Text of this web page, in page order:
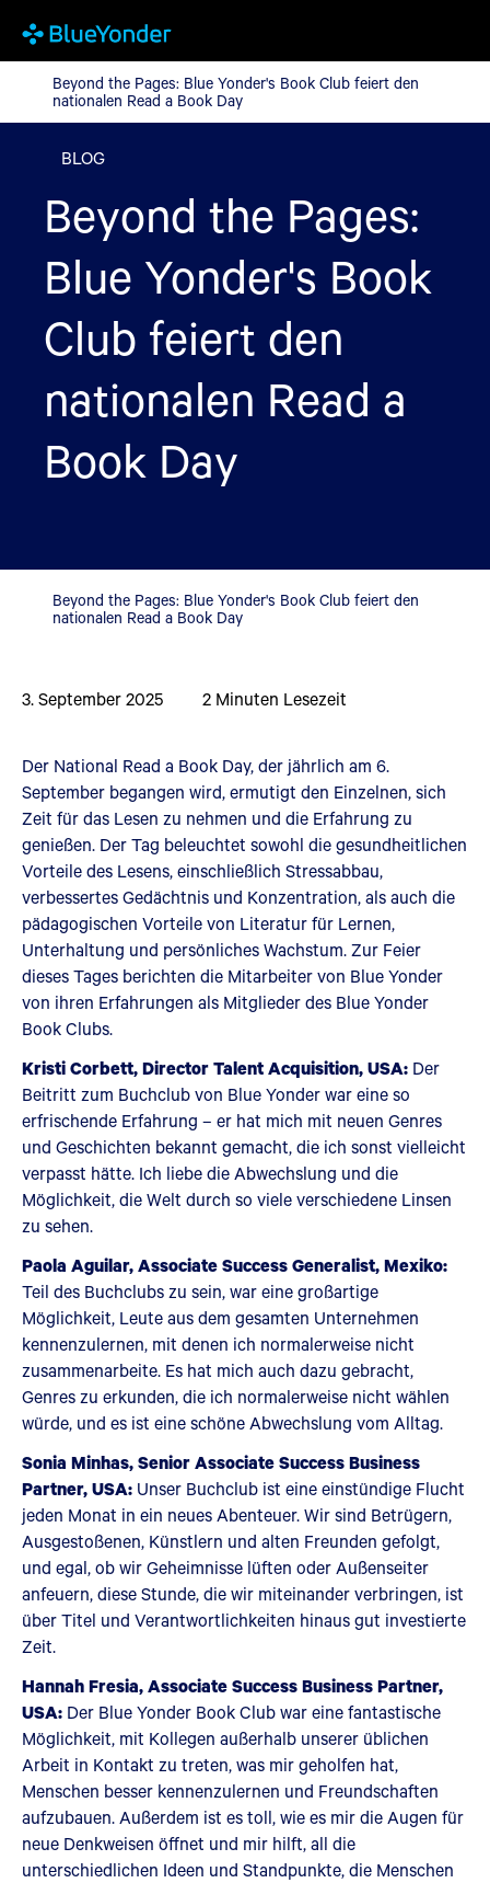
Beyond the Pages: Blue Yonder's Book Club feiert den
Beyond the Pages: Blue Yonder's Book Club feiert den
nationalen Read a Book Day
BLOG
Beyond the Pages:
Blue Yonder's Book
Club feiert den
nationalen Read a
Book Day
Beyond the Pages: Blue Yonder's Book Club feiert den
nationalen Read a Book Day
3. September 2025 2 Minuten Lesezeit
Der National Read a Book Day, der jährlich am 6.
September begangen wird, ermutigt den Einzelnen, sich
Zeit für das Lesen zu nehmen und die Erfahrung zu
genießen. Der Tag beleuchtet sowohl die gesundheitlichen
Vorteile des Lesens, einschließlich Stressabbau,
verbessertes Gedächtnis und Konzentration, als auch die
pädagogischen Vorteile von Literatur für Lernen,
Unterhaltung und persönliches Wachstum. Zur Feier
dieses Tages berichten die Mitarbeiter von Blue Yonder
von ihren Erfahrungen als Mitglieder des Blue Yonder
Book Clubs.
Kristi Corbett, Director Talent Acquisition, USA: Der
Beitritt zum Buchclub von Blue Yonder war eine so
erfrischende Erfahrung – er hat mich mit neuen Genres
und Geschichten bekannt gemacht, die ich sonst vielleicht
verpasst hätte. Ich liebe die Abwechslung und die
Möglichkeit, die Welt durch so viele verschiedene Linsen
zu sehen.
Paola Aguilar, Associate Success Generalist, Mexiko:
Teil des Buchclubs zu sein, war eine großartige
Möglichkeit, Leute aus dem gesamten Unternehmen
kennenzulernen, mit denen ich normalerweise nicht
zusammenarbeite. Es hat mich auch dazu gebracht,
Genres zu erkunden, die ich normalerweise nicht wählen
würde, und es ist eine schöne Abwechslung vom Alltag.
Sonia Minhas, Senior Associate Success Business
Partner, USA: Unser Buchclub ist eine einstündige Flucht
jeden Monat in ein neues Abenteuer. Wir sind Betrügern,
Ausgestoßenen, Künstlern und alten Freunden gefolgt,
und egal, ob wir Geheimnisse lüften oder Außenseiter
anfeuern, diese Stunde, die wir miteinander verbringen, ist
über Titel und Verantwortlichkeiten hinaus gut investierte
Zeit.
Hannah Fresia, Associate Success Business Partner,
USA: Der Blue Yonder Book Club war eine fantastische
Möglichkeit, mit Kollegen außerhalb unserer üblichen
Arbeit in Kontakt zu treten, was mir geholfen hat,
Menschen besser kennenzulernen und Freundschaften
aufzubauen. Außerdem ist es toll, wie es mir die Augen für
neue Denkweisen öffnet und mir hilft, all die
unterschiedlichen Ideen und Standpunkte, die Menschen